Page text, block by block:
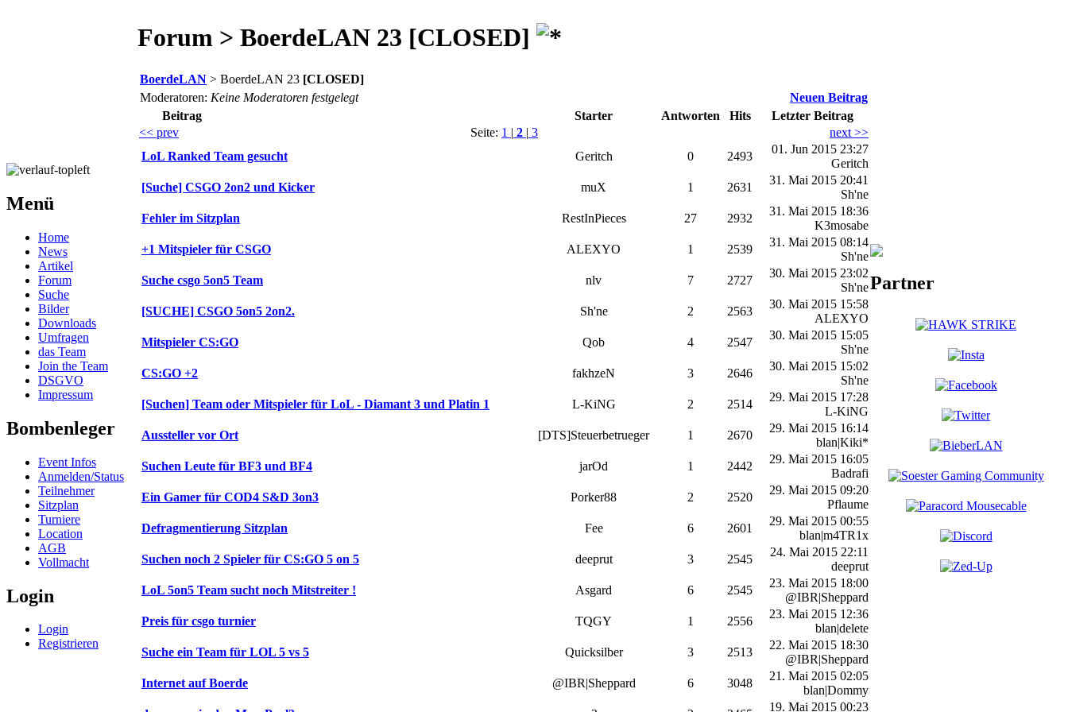
Menü
Home
News
Artikel
Forum
Suche
Bilder
Downloads
Umfragen
das Team
Join the Team
DSGVO
Impressum
Bombenleger
Event Infos
Anmelden/Status
Teilnehmer
Sitzplan
Turniere
Location
AGB
Vollmacht
Login
Login
Registrieren
Forum > BoerdeLAN 23 [CLOSED]
BoerdeLAN > BoerdeLAN 23 [CLOSED]
Moderatoren: Keine Moderatoren festgelegt
Neuen Beitrag
Beitrag
Starter Antworten Hits
Letzter Beitrag
<< prev
Seite: 1 | 2 | 3
next >>
LoL Ranked Team gesucht
Geritch 0 2493
01. Jun 2015 23:27
Geritch
[Suche] CSGO 2on2 und Kicker
muX 1 2631
31. Mai 2015 20:41
Sh'ne
Fehler im Sitzplan
RestInPieces 27 2932
31. Mai 2015 18:36
K3mosabe
+1 Mitspieler für CSGO
ALEXYO 1 2539
31. Mai 2015 08:14
Sh'ne
Suche csgo 5on5 Team
nlv 7 2727
30. Mai 2015 23:02
Sh'ne
[SUCHE] CSGO 5on5 2on2.
Sh'ne 2 2563
30. Mai 2015 15:58
ALEXYO
Mitspieler CS:GO
Qob 4 2547
30. Mai 2015 15:05
Sh'ne
CS:GO +2
fakhzeN 3 2646
30. Mai 2015 15:02
Sh'ne
[Suchen] Team oder Mitspieler für LoL - Diamant 3 und Platin 1
L-KiNG 2 2514
29. Mai 2015 17:28
L-KiNG
Aussteller vor Ort
[DTS]Steuerbetrueger 1 2670
29. Mai 2015 16:14
blan|Kiki*
Suchen Leute für BF3 und BF4
jarOd 1 2442
29. Mai 2015 16:05
Badrafi
Ein Gamer für COD4 S&D 3on3
Porker88 2 2520
29. Mai 2015 09:20
Pflaume
Defragmentierung Sitzplan
Fee 6 2601
29. Mai 2015 00:55
blan|m4TR1x
Suchen noch 2 Spieler für CS:GO 5 on 5
deeprut 3 2545
24. Mai 2015 22:11
deeprut
LoL 5on5 Team sucht noch Mitstreiter !
Asgard 6 2545
23. Mai 2015 18:00
@IBR|Sheppard
Preis für csgo turnier
TQGY 1 2556
23. Mai 2015 12:36
blan|delete
Suche ein Team für LOL 5 vs 5
Quicksilber 3 2513
22. Mai 2015 18:30
@IBR|Sheppard
Internet auf Boerde
@IBR|Sheppard 6 3048
21. Mai 2015 02:05
blan|Dommy
19. Mai 2015 00:23
Partner